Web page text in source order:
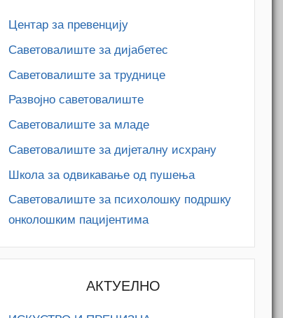
Центар за превенцију
Саветовалиште за дијабетес
Саветовалиште за труднице
Развојно саветовалиште
Саветовалиште за младе
Саветовалиште за дијеталну исхрану
Школа за одвикавање од пушења
Саветовалиште за психолошку подршку
онколошким пацијентима
АКТУЕЛНО